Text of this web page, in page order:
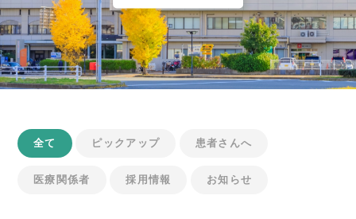
全て ピックアップ 患者さんへ
医療関係者 採用情報 お知らせ